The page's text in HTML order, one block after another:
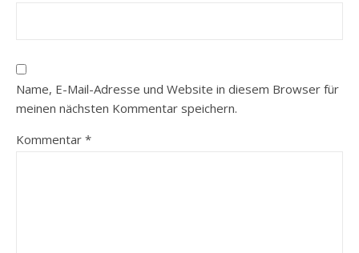
Name, E-Mail-Adresse und Website in diesem Browser für
meinen nächsten Kommentar speichern.
Kommentar *